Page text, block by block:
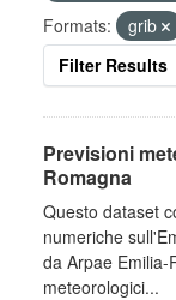
Formats:
grib
Filter Results
Previsioni
Romagna
Questo dataset
numeriche
da Arpae
meteorologici...